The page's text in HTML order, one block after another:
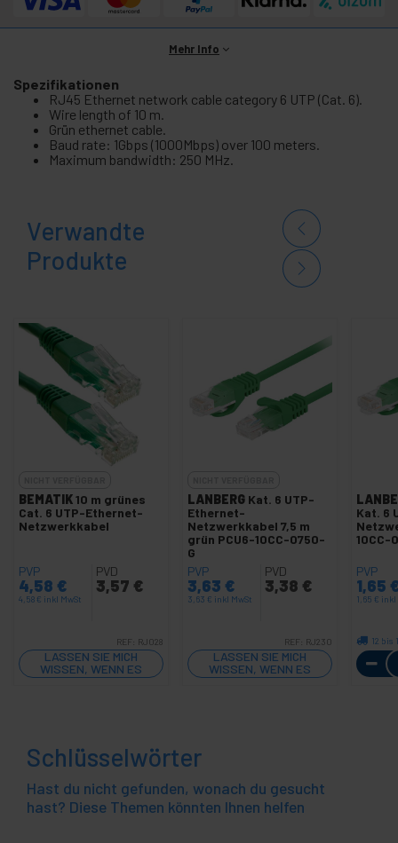
Mehr Info
Spezifikationen
RJ45 Ethernet network cable category 6 UTP (Cat. 6).
Wire length of 10 m.
Grün ethernet cable.
Baud rate: 1Gbps (1000Mbps) over 100 meters.
Maximum bandwidth: 250 MHz.
Verwandte
Produkte
BEMATIK10 m grünes
Cat. 6 UTP-Ethernet-
Netzwerkkabel
PVP
4,58 €
4,58 € inkl MwSt
PVD
3,57 €
REF: RJ028
LASSEN SIE MICH
WISSEN, WENN ES
LAGER GIBT
LANBERG Kat. 6 UTP-
Ethernet-
Netzwerkkabel 7,5 m
grün PCU6-10CC-0750-
G
PVP
3,63 €
3,63 € inkl MwSt
PVD
3,38 €
REF: RJ230
LASSEN SIE MICH
WISSEN, WENN ES
LAGER GIBT
Kat. 6
10CC-
PVP
1,65
1,65 € inkl
12 bis
Schlüsselwörter
Hast du nicht gefunden, wonach du gesucht
hast? Diese Themen könnten Ihnen helfen